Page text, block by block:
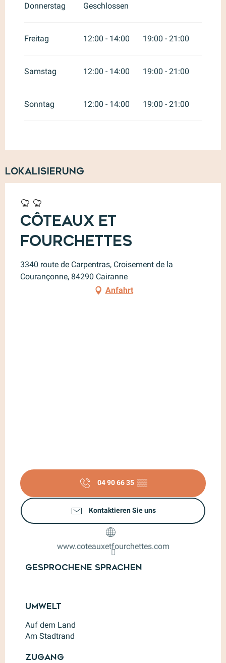
Donnerstag Geschlossen
Freitag 12:00 - 14:00 19:00 - 21:00
Samstag 12:00 - 14:00 19:00 - 21:00
Sonntag 12:00 - 14:00 19:00 - 21:00
Lokalisierung
Côteaux et
Fourchettes
3340 route de Carpentras, Croisement de la
Courançonne, 84290 Cairanne
Anfahrt
04 90 66 35 ▒▒
Kontaktieren Sie uns
www.coteauxetfourchettes.com
Gesprochene Sprachen
Gesprochene Sprachen
Umwelt
Umwelt
Auf dem Land
Am Stadtrand
Zugang
Zugang